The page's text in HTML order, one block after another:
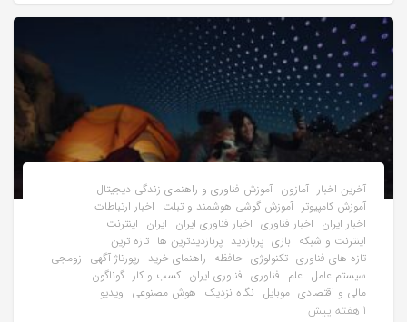
آخرین اخبار آمازون آموزش فناوری و راهنمای زندگی دیجیتال
آموزش کامپیوتر آموزش گوشی هوشمند و تبلت اخبار ارتباطات
اخبار ایران اخبار فناوری اخبار فناوری ایران ایران اینترنت
اینترنت و شبکه بازی پربازدید پربازدیدترین ها تازه ترین
تازه های فناوری تکنولوژی حافظه راهنمای خرید رپورتاژ آگهی زومجی
سیستم عامل علم فناوری فناوری ایران کسب و کار گوناگون
مالی و اقتصادی موبایل نگاه نزدیک هوش مصنوعی ویدیو
1 هفته پیش